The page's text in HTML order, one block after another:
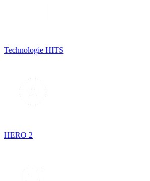
Technologie HITS
HERO 2